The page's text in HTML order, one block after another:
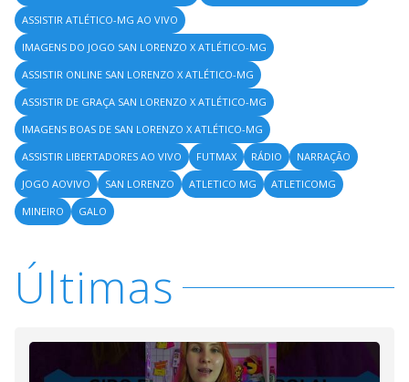
ASSISTIR ATLÉTICO-MG AO VIVO
IMAGENS DO JOGO SAN LORENZO X ATLÉTICO-MG
ASSISTIR ONLINE SAN LORENZO X ATLÉTICO-MG
ASSISTIR DE GRAÇA SAN LORENZO X ATLÉTICO-MG
IMAGENS BOAS DE SAN LORENZO X ATLÉTICO-MG
ASSISTIR LIBERTADORES AO VIVO
FUTMAX RÁDIO
NARRAÇÃO
JOGO AOVIVO
SAN LORENZO ATLETICO MG
ATLETICOMG
MINEIRO
GALO
Últimas